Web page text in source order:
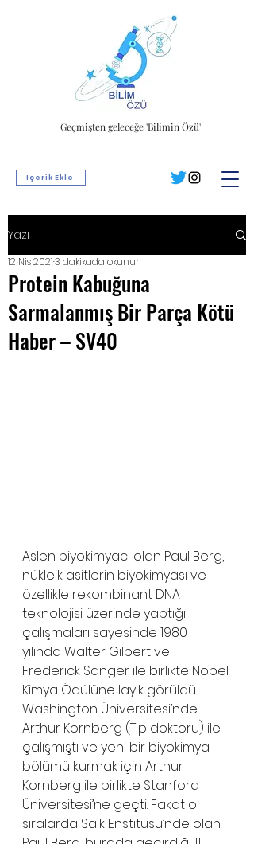
İçerik Ekle
Geçmişten geleceğe 'Bilimin Özü'
Yazı
Protein Kabuğuna
Sarmalanmış Bir Parça Kötü
Haber – SV40
12 Nis 20213 dakikada okunur
Aslen biyokimyacı olan Paul Berg,
nükleik asitlerin biyokimyası ve
özellikle rekombinant DNA
teknolojisi üzerinde yaptığı
çalışmaları sayesinde 1980
yılında Walter Gilbert ve
Frederick Sanger ile birlikte Nobel
Kimya Ödülüne layık görüldü.
Washington Üniversitesi’nde
Arthur Kornberg (Tıp doktoru) ile
çalışmıştı ve yeni bir biyokimya
bölümü kurmak için Arthur
Kornberg ile birlikte Stanford
Üniversitesi’ne geçti. Fakat o
sıralarda Salk Enstitüsü’nde olan